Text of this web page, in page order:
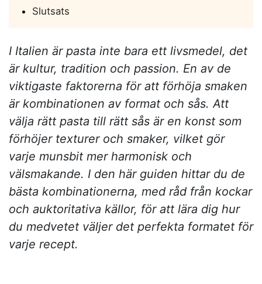
Slutsats
I Italien är pasta inte bara ett livsmedel, det
är kultur, tradition och passion. En av de
viktigaste faktorerna för att förhöja smaken
är kombinationen av format och sås. Att
välja rätt pasta till rätt sås är en konst som
förhöjer texturer och smaker, vilket gör
varje munsbit mer harmonisk och
välsmakande. I den här guiden hittar du de
bästa kombinationerna, med råd från kockar
och auktoritativa källor, för att lära dig hur
du medvetet väljer det perfekta formatet för
varje recept.